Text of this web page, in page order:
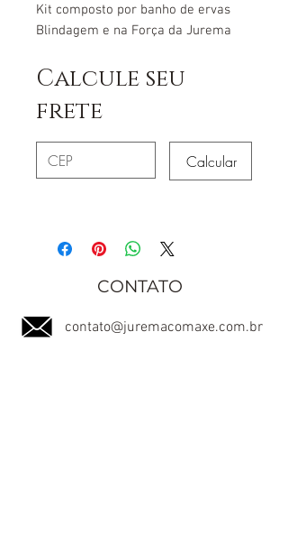
Kit composto por banho de ervas
Blindagem e na Força da Jurema
Calcule seu
frete
Calcular
CONTATO
contato@juremacomaxe.com.br